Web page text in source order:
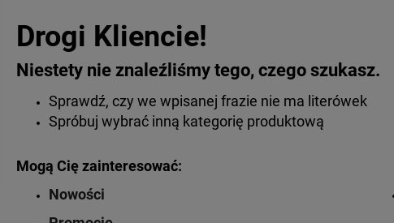
Drogi Kliencie!
Niestety nie znaleźliśmy tego, czego szukasz.
Sprawdź, czy we wpisanej frazie nie ma literówek
Spróbuj wybrać inną kategorię produktową
Mogą Cię zainteresować:
Nowości